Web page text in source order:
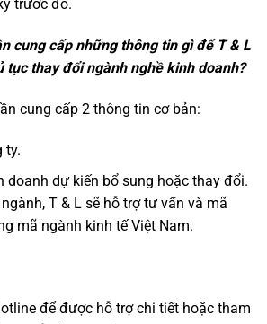
trước đó.
cung cấp những thông tin gì để T & L
tục thay đổi ngành nghề kinh doanh?
cung cấp 2 thông tin cơ bản:
ty.
doanh dự kiến bổ sung hoặc thay đổi.
T & L sẽ hỗ trợ tư vấn và mã
mã ngành kinh tế Việt Nam.
để được hỗ trợ chi tiết hoặc tham